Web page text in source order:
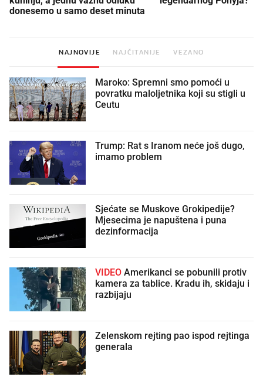
donesemo u samo deset minuta
NAJNOVIJE NAJČITANIJE VEZANO
Maroko: Spremni smo pomoći u
povratku maloljetnika koji su stigli u
Ceutu
Trump: Rat s Iranom neće još dugo,
imamo problem
Sjećate se Muskove Grokipedije?
Mjesecima je napuštena i puna
dezinformacija
VIDEO
kamera za tablice. Kradu ih, skidaju i
razbijaju
Zelenskom rejting pao ispod rejtinga
generala